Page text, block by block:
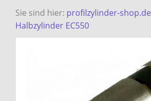
Sie sind hier: profilzylinder-shop.de
Halbzylinder EC550